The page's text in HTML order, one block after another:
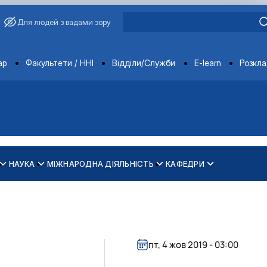
Для людей з вадами зору
Факультети / ННІ Відділи/Служби E-learn
НАУКА МІЖНАРОДНА ДІЯЛЬНІСТЬ
рівності у …
КАФЕДРИ
пт, 4 жов 2019 - 03:00